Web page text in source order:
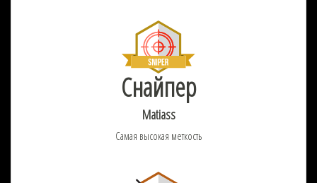
Снайпер
Matiass
Самая высокая меткость